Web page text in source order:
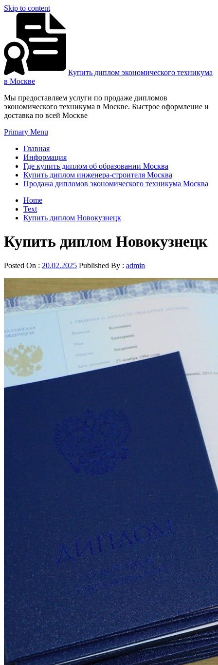
Skip to content
Купить диплом экономического техникума
в Москве
Мы предоставляем услуги по продаже дипломов
экономического техникума в Москве. Быстрое оформление и
доставка по всей Москве
Primary Menu
Главная
Информация
Где купить диплом об образовании Москва
Купить диплом инженера-строителя Москва
Продажа дипломов экономического техникума Москва
Home
Text
Купить диплом Новокузнецк
Купить диплом Новокузнецк
Posted On : 20.02.2025 Published By : admin